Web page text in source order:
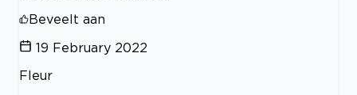
Beveelt aan
19 February 2022
Fleur